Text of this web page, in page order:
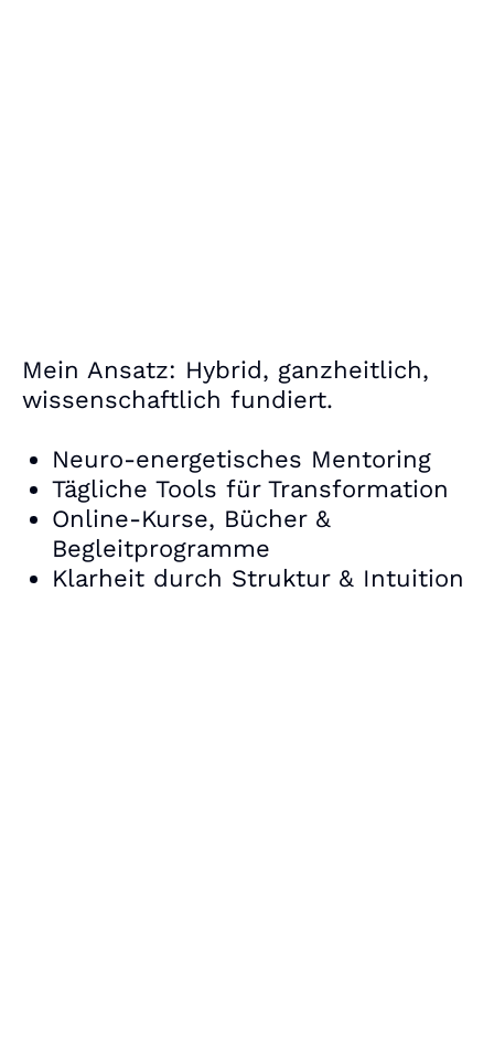
Mein Ansatz: Hybrid, ganzheitlich,
wissenschaftlich fundiert.
Neuro-energetisches Mentoring
Tägliche Tools für Transformation
Online-Kurse, Bücher &
Begleitprogramme
Klarheit durch Struktur & Intuition